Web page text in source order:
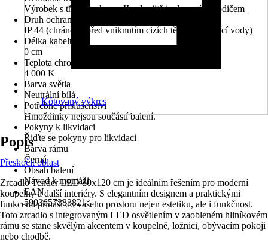
Výrobek s třídou ochrany II s dvojitě izolovaným vodičem
Druh ochrany
IP 44 (chráněno před vniknutím cizích těles a stříkající vody)
Délka kabelu
0 cm
Teplota chromatičnosti
4 000 K
Barva světla
Neutrální bílá
Potřebné příslušenství
Hmoždinky nejsou součástí balení.
Pokyny k likvidaci
Řiďte se pokyny pro likvidaci
Barva rámu
Černá
Obsah balení
Návod k montáži
EAN
5903657383821
Kótovaný výkres
Popis
Přeskočit oblast
Zrcadlo Tender LED 80x120 cm je ideálním řešením pro moderní
koupelny a další interiéry. S elegantním designem a praktickými
funkcemi přináší do vašeho prostoru nejen estetiku, ale i funkčnost.
Toto zrcadlo s integrovaným LED osvětlením v zaobleném hliníkovém
rámu se stane skvělým akcentem v koupelně, ložnici, obývacím pokoji
nebo chodbě.